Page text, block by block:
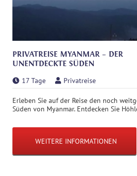
PRIVATREISE MYANMAR – DER
UNENTDECKTE SÜDEN
17 Tage Privatreise
Erleben Sie auf der Reise den noch
Süden von Myanmar. Entdecken Sie
WEITERE INFORMATIONEN